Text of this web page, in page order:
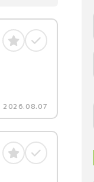
2026.08.07